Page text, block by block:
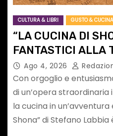
CULTURA & LIBRI GUSTO & CUCINA
“LA CUCINA DI
FANTASTICI ALLA
Ago 4, 2026
Con orgoglio e
di un’opera
la cucina in un’avventura
Shona” di Stefano